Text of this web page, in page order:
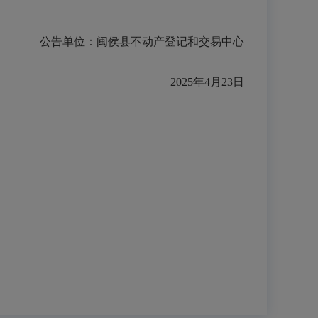
公告单位：闽侯县不动产登记和交易中心
2025年4月 23日